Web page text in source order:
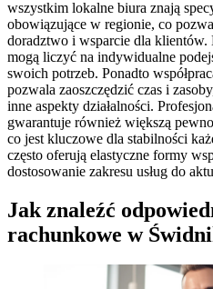
wszystkim lokalne biura znają
obowiązujące w regionie, co
doradztwo i wsparcie dla
mogą liczyć na indywidualne
swoich potrzeb. Ponadto
pozwala zaoszczędzić czas i
inne aspekty działalności.
gwarantuje również większą
co jest kluczowe dla stabilności
często oferują elastyczne formy
dostosowanie zakresu usług do
Jak znaleźć
rachunkowe w